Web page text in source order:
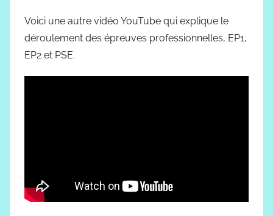
Voici une autre vidéo YouTube qui explique le
déroulement des épreuves professionnelles, EP1,
EP2 et PSE.